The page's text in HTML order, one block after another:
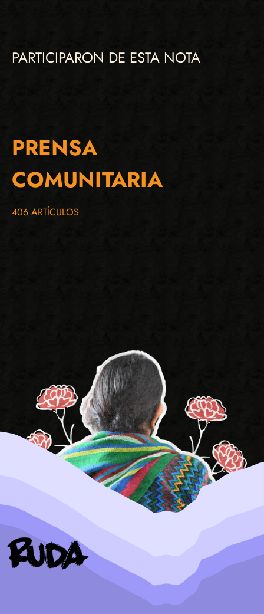
PARTICIPARON DE ESTA NOTA
PRENSA
COMUNITARIA
406 ARTÍCULOS